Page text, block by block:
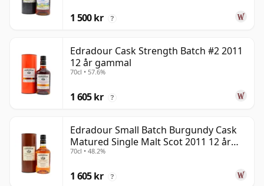
1 500 kr ?
Edradour Cask Strength Batch #2 2011
12 år gammal
70cl • 57.6%
1 605 kr ?
Edradour Small Batch Burgundy Cask
Matured Single Malt Scot 2011 12 år
gammal
70cl • 48.2%
1 605 kr ?